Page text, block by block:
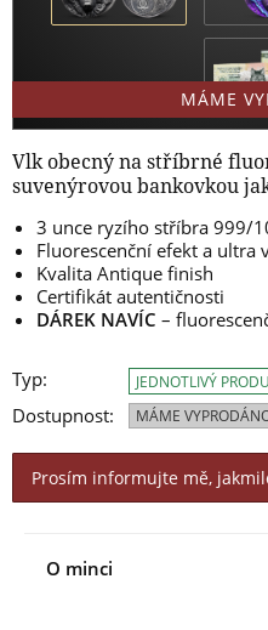
MÁME
Vlk obecný na stříbrné
suvenýrovou bankovkou
3 unce ryzího stříbra 999/
Fluorescenční efekt a ultra
Kvalita Antique finish
Certifikát autentičnosti
DÁREK NAVÍC –
Typ:
Dostupnost:
JEDNOTLIVÝ
MÁME
Prosím informujte mě,
O minci